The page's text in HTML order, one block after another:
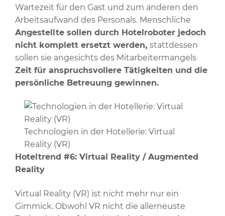
Wartezeit für den Gast und zum anderen den
Arbeitsaufwand des Personals. Menschliche
Angestellte sollen durch Hotelroboter jedoch
nicht komplett ersetzt werden, stattdessen
sollen sie angesichts des Mitarbeitermangels
Zeit für anspruchsvollere Tätigkeiten und die
persönliche Betreuung gewinnen.
Technologien in der Hotellerie: Virtual
Reality (VR)
Hoteltrend #6: Virtual Reality / Augmented
Reality
Virtual Reality (VR) ist nicht mehr nur ein
Gimmick. Obwohl VR nicht die allerneuste